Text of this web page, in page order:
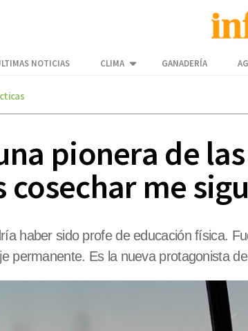
NOTICIAS CLIMA GANADERÍA
pionera de
cosechar me
haber sido profe de educación física.
permanente. Es la nueva protagonista